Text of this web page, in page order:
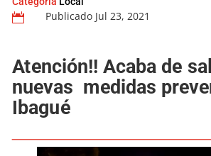
 Publicado Jul 23, 2021
Atención!! Acaba de
nuevas medidas
Ibagué